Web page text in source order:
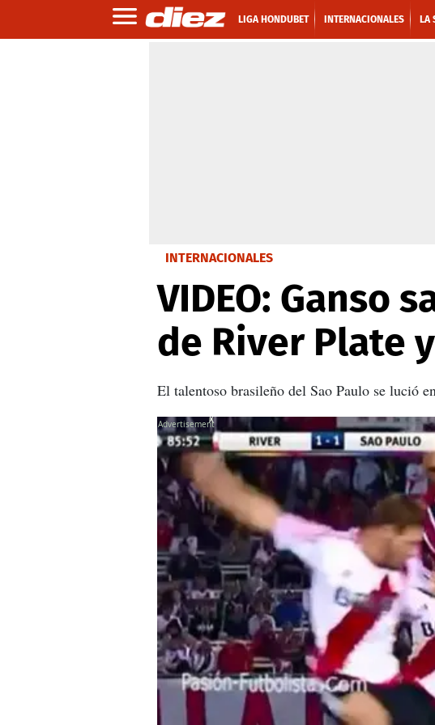
LIGA HONDUBET INTERNACIONALES LA
INTERNACIONALES
VIDEO: Ganso
de River Plate
El talentoso brasileño del Sao Paulo se lució
X